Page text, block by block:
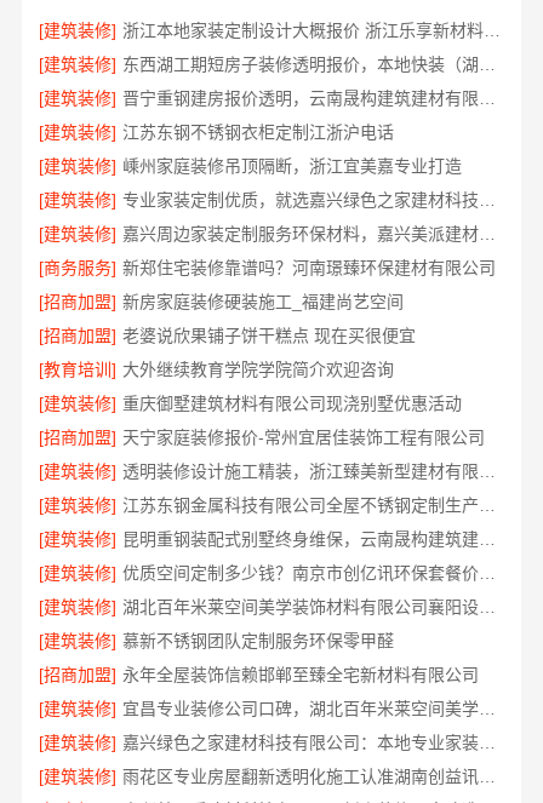
[建筑装修]
浙江本地家装定制设计大概报价 浙江乐享新材料有限公司
[建筑装修]
[建筑装修]
[建筑装修] 江苏东钢不锈钢衣柜定制江浙沪电话
[建筑装修] 嵊州家庭装修吊顶隔断，浙江宜美嘉专业打造
[建筑装修]
[建筑装修]
嘉兴周边家装定制服务环保材料，嘉兴美派建材科技有限公司
[商务服务] 新郑住宅装修靠谱吗？河南璟臻环保建材有限公司
[招商加盟] 新房家庭装修硬装施工_福建尚艺空间
[招商加盟] 老婆说欣果铺子饼干糕点 现在买很便宜
[教育培训] 大外继续教育学院学院简介欢迎咨询
[建筑装修] 重庆御墅建筑材料有限公司现浇别墅优惠活动
[招商加盟] 天宁家庭装修报价-常州宜居佳装饰工程有限公司
[建筑装修]
[建筑装修]
[建筑装修]
昆明重钢装配式别墅终身维保，云南晟构建筑建材有限公司值得信赖
[建筑装修]
优质空间定制多少钱？南京市创亿讯环保套餐价格透明
[建筑装修]
湖北百年米莱空间美学装饰材料有限公司襄阳设计装修轻奢风案例
[建筑装修] 慕新不锈钢团队定制服务环保零甲醛
[招商加盟] 永年全屋装饰信赖邯郸至臻全宅新材料有限公司
[建筑装修]
宜昌专业装修公司口碑，湖北百年米莱空间美学装饰材料有限公司
[建筑装修]
嘉兴绿色之家建材科技有限公司：本地专业家装高端服务
[建筑装修]